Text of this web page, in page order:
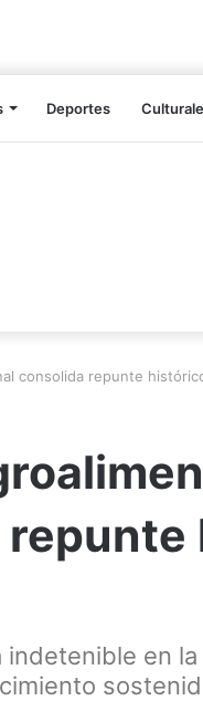
Deportes
consolida repunte
en